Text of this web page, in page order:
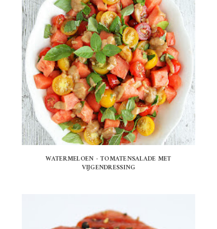
WATERMELOEN - TOMATENSALADE MET
VIJGENDRESSING